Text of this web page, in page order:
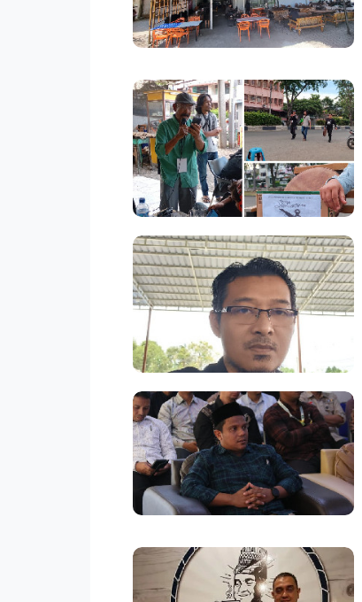
akses internet.
menjelang subuh.